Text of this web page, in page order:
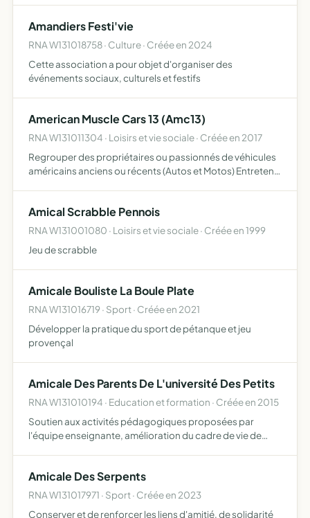
Amandiers Festi'vie
RNA W131018758 · Culture · Créée en 2024
Cette association a pour objet d'organiser des
événements sociaux, culturels et festifs
American Muscle Cars 13 (Amc13)
RNA W131011304 · Loisirs et vie sociale · Créée en 2017
Regrouper des propriétaires ou passionnés de véhicules
américains anciens ou récents (Autos et Motos) Entretenir
Amical Scrabble Pennois
RNA W131001080 · Loisirs et vie sociale · Créée en 1999
Jeu de scrabble
Amicale Bouliste La Boule Plate
RNA W131016719 · Sport · Créée en 2021
Développer la pratique du sport de pétanque et jeu
provençal
Amicale Des Parents De L'université Des Petits
RNA W131010194 · Education et formation · Créée en 2015
Soutien aux activités pédagogiques proposées par
l'équipe enseignante, amélioration du cadre de vie de
respect …
Amicale Des Serpents
RNA W131017971 · Sport · Créée en 2023
Conserver et de renforcer les liens d'amitié, de solidarité